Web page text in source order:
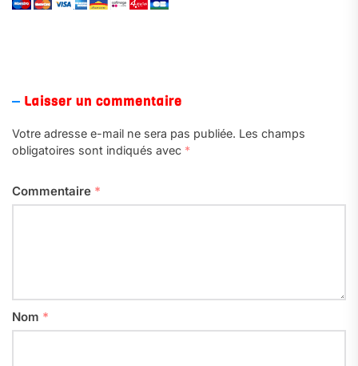
Laisser un commentaire
Votre adresse e-mail ne sera pas publiée. Les champs
obligatoires sont indiqués avec *
Commentaire *
Nom *